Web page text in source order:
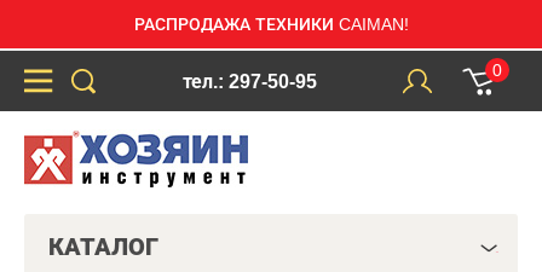
РАСПРОДАЖА ТЕХНИКИ CAIMAN!
тел.: 297-50-95
0
КАТАЛОГ